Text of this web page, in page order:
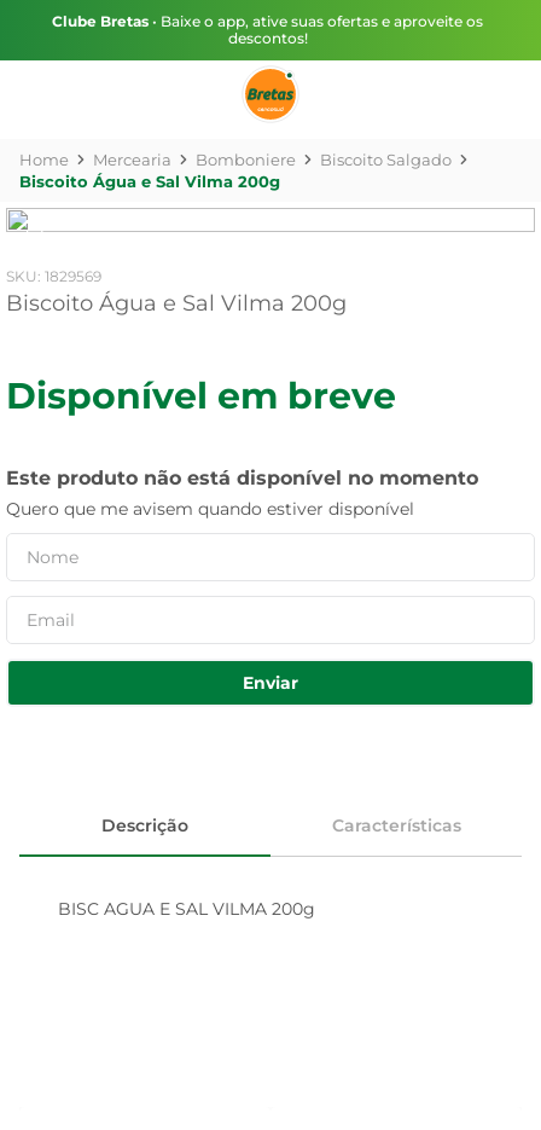
Clube Bretas • Baixe o app, ative suas ofertas e aproveite os
descontos!
Mercearia Bomboniere
Biscoito Salgado
Biscoito Água e Sal Vilma 200g
: 1829569
Biscoito Água e Sal Vilma 200g
Disponível em breve
Este produto não está disponível no momento
Quero que me avisem quando estiver disponível
Enviar
Descrição Características
BISC AGUA E SAL VILMA 200g